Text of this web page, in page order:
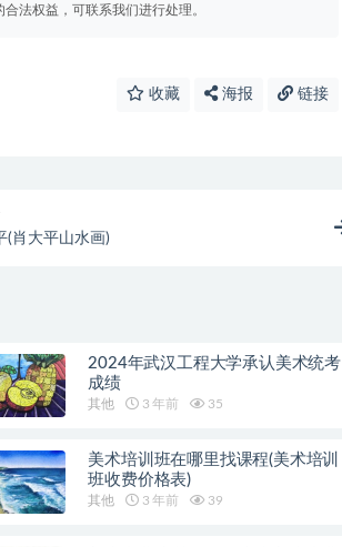
法权益，可联系我们进行处理。
收藏 海报 链接
(肖大平山水画)
2024年武汉工程大学承认美术统考
成绩
其他 3 年前 35
美术培训班在哪里找课程(美术培训
班收费价格表)
其他 3 年前 39